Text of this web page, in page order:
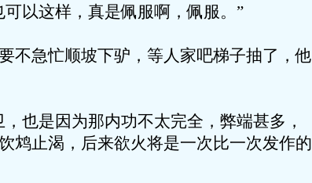
以这样，真是佩服啊，佩服。”
不急忙顺坡下驴，等人家吧梯子抽了，他
也是因为那内功不太完全，弊端甚多，
鸩止渴，后来欲火将是一次比一次发作的